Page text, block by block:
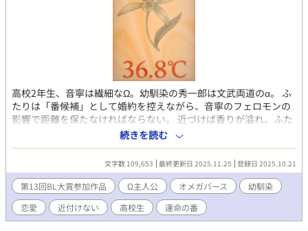
高校2年生、音寧は繊細なΩ。幼馴染の秀一郎は文武両道のα。 ふ
たりは「番候補」として婚約を控えながら、音寧のフェロモンの
影響で距離を保たなければならない。 近づけば香りが溢れ、ふた
りの感情が揺れる。音寧のフェロモンは、バニラビーンズの甘い
香りに例えられ、『運命の番』と言われる秀一郎の身体はそれに
強く反応してしまう。 制度、家族、将来——すべてがふたりを結
びつけようとする一方で、薬で抑えた想いは、触れられない手の
間をすり抜けていく。 転校生の肇くんとの友情、婚約者候補とし
ての葛藤、そして「待ってる」の一言が、ふたりの未来を静かに
照らす。 36.8℃の微熱が続く日々の中で、ふたりは“運命”を選び
取ることができるのか。 香りと距離、運命、そして選択の物語。
続きを読む
文字数 109,653 最終更新日 2025.11.25 登録日 2025.10.21
第13回BL大賞参加作品 Ω主人公 オメガバース
幼馴染
恋愛
近付けない 高校生 運命の番